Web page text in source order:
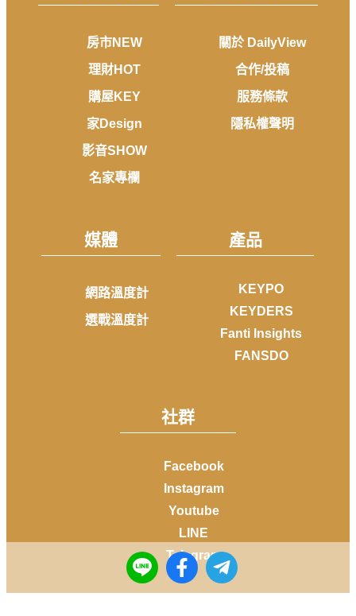
房市NEW
理財HOT
購屋KEY
家Design
影音SHOW
名家專欄
關於 DailyView
合作/投稿
服務條款
隱私權聲明
媒體
網路溫度計
選戰溫度計
產品
KEYPO
KEYDERS
Fanti Insights
FANSDO
社群
Facebook
Instagram
Youtube
LINE
Telegram